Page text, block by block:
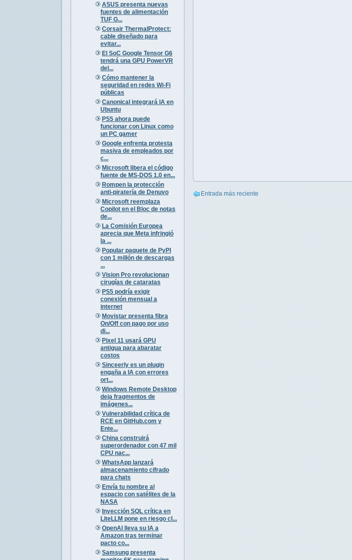
ASUS presenta nuevas
fuentes de alimentación
TUF G...
Corsair ThermalProtect:
cable diseñado para
evitar...
El SoC Google Tensor G6
tendrá una GPU PowerVR
del...
Cómo mantener la
seguridad en redes Wi-Fi
públicas
Canonical integrará IA en
Ubuntu
PS5 ahora puede
funcionar con Linux como
un PC gamer
Google enfrenta protesta
masiva de empleados por
c...
Microsoft libera el código
fuente de MS-DOS 1.0 en...
Rompen la protección
anti-piratería de Denuvo
Microsoft reemplaza
Copilot en el Bloc de notas
de...
La Comisión Europea
aprecia que Meta infringió
la ...
Popular paquete de PyPI
con 1 millón de descargas
...
Vision Pro revolucionan
cirugías de cataratas
PS5 podría exigir
conexión mensual a
internet
Movistar presenta fibra
On/Off con pago por uso
di...
Pixel 11 usará GPU
antigua para abaratar
costos
Sinceerly es un plugin
engaña a IA con errores
ort...
Windows Remote Desktop
deja fragmentos de
imágenes...
Vulnerabilidad crítica de
RCE en GitHub.com y
Ente...
China construirá
superordenador con 47 mil
CPU nac...
WhatsApp lanzará
almacenamiento cifrado
para chats
Envía tu nombre al
espacio con satélites de la
NASA
Inyección SQL crítica en
LiteLLM pone en riesgo cl...
OpenAI lleva su IA a
Amazon tras terminar
pacto co...
Samsung presenta
Entrada más reciente